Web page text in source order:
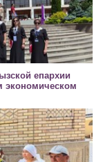
епархии
экономическом